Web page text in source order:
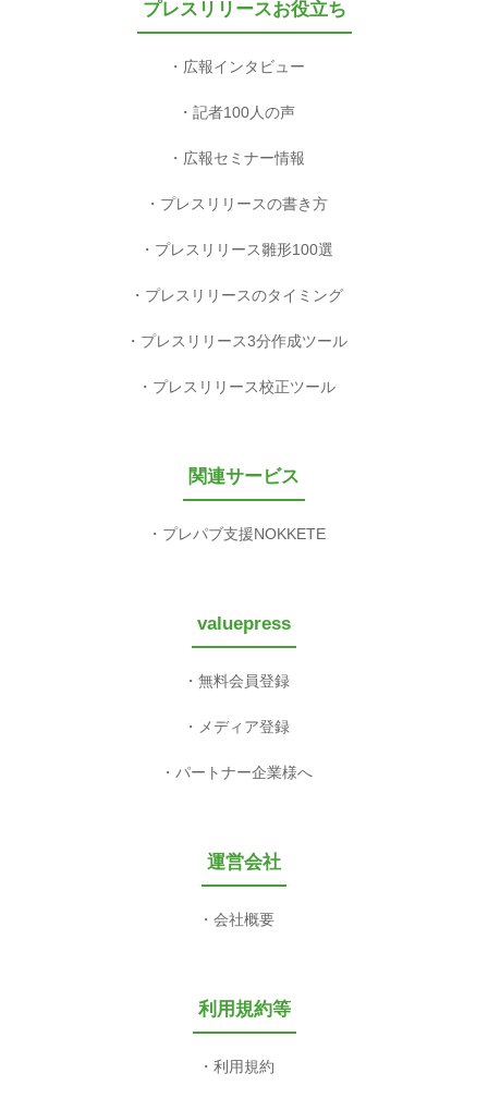
プレスリリースお役立ち
広報インタビュー
記者100人の声
広報セミナー情報
プレスリリースの書き方
プレスリリース雛形100選
プレスリリースのタイミング
プレスリリース3分作成ツール
プレスリリース校正ツール
関連サービス
プレパブ支援NOKKETE
valuepress
無料会員登録
メディア登録
パートナー企業様へ
運営会社
会社概要
利用規約等
利用規約